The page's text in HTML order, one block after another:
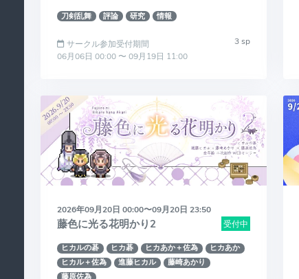
刀剣乱舞 評論 研究 情報
3 sp
サークル参加受付期間
06月06日 00:00 〜 09月19日 11:00
2026年09月20日 00:00〜09月20日 23:50
受付中
藤色に光る花明かり2
ヒカルの碁 ヒカ碁 ヒカあか＋佐為
ヒカあか
ヒカル＋佐為
進藤ヒカル
藤崎あかり
藤原佐為